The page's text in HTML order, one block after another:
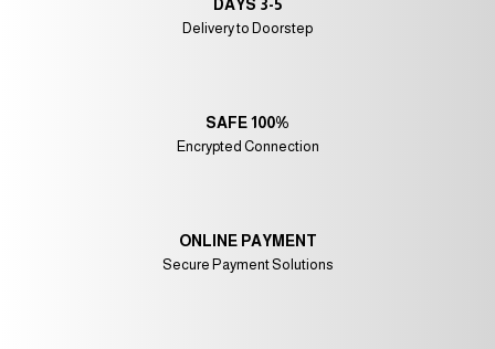
ONLINE PAYMENT
Secure Payment Solutions
100% SAFE
Encrypted Connection
3-5 DAYS
Delivery to Doorstep